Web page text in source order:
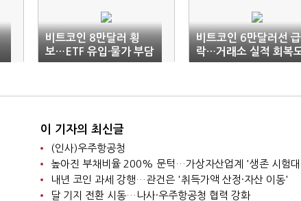
비트코인 8만달러 횡
보…ETF 유입·물가 부담
변수
비트코인 6만달러선 급
락…거래소 실적 회복
요원
이 기자의 최신글
(인사)우주항공청
높아진 부채비율 200% 문턱…가상자산업계 '생존 시험
내년 코인 과세 강행…관건은 '취득가액 산정·자산 이동'
달 기지 전환 시동…나사·우주항공청 협력 강화